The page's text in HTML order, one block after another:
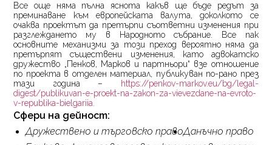
Все още няма пълна яснота какъв ще бъде редът за
преминаване към европейската валута, доколкото се
очаква проектът да претърпи съответни изменения при
разглеждането му в Народното събрание. Все пак
основните механизми за този преход вероятно няма да
претърпят съществени изменения, като адвокатско
дружество „Пенков, Марков и партньори“ взе отношение
по проекта в отделен материал, публикуван по-рано през
тази година – https://penkov-markov.eu/bg/legal-
digest/publikuvan-e-proekt-na-zakon-za-vievezdane-na-evroto-
v-republika-bielgariia.
Сфери на дейност:
Дружествено и търговско правоДанъчно право